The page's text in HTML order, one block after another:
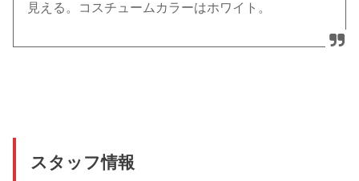
見える。コスチュームカラーはホワイト。
スタッフ情報